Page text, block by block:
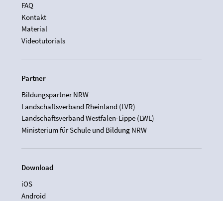
FAQ
Kontakt
Material
Videotutorials
Partner
Bildungspartner NRW
Landschaftsverband Rheinland (LVR)
Landschaftsverband Westfalen-Lippe (LWL)
Ministerium für Schule und Bildung NRW
Download
iOS
Android